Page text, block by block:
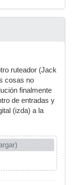
ruteador (Jack
cosas no
finalmente
de entradas y
(izda) a la